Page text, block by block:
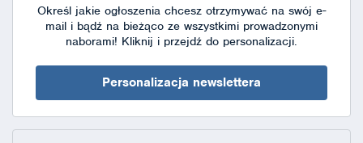
Określ jakie ogłoszenia chcesz otrzymywać na swój e-
mail i bądź na bieżąco ze wszystkimi prowadzonymi
naborami! Kliknij i przejdź do personalizacji.
Personalizacja newslettera